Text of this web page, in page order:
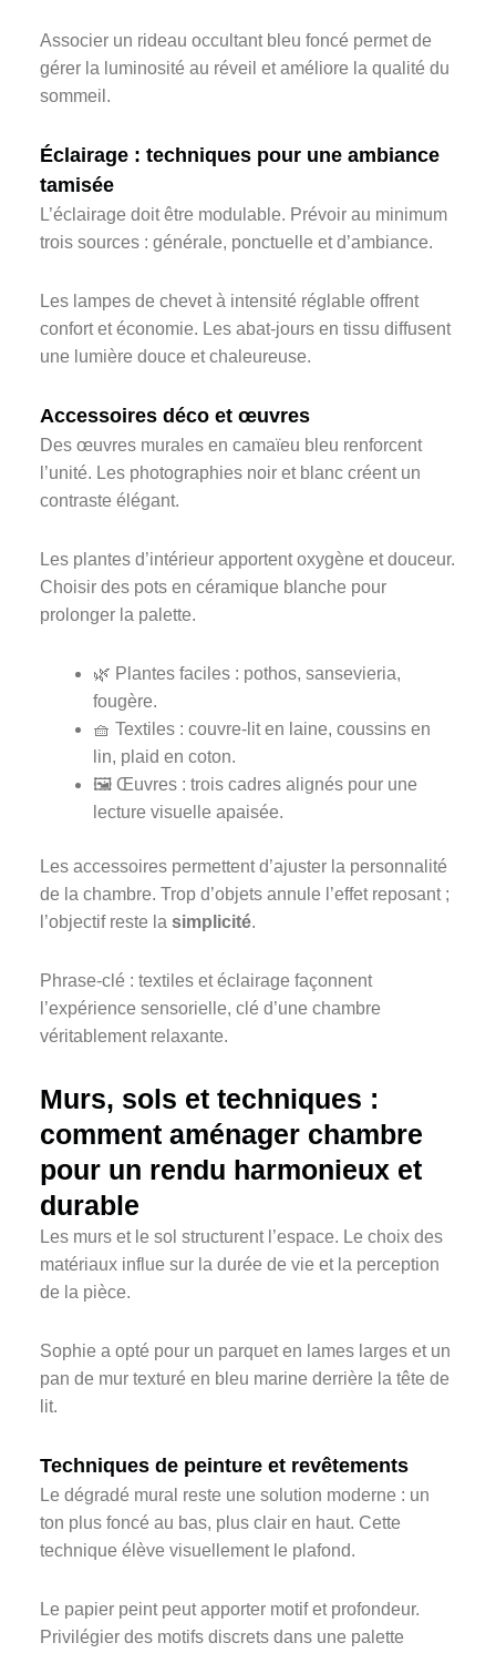
Associer un rideau occultant bleu foncé permet de
gérer la luminosité au réveil et améliore la qualité du
sommeil.
Éclairage : techniques pour une ambiance
tamisée
L’éclairage doit être modulable. Prévoir au minimum
trois sources : générale, ponctuelle et d’ambiance.
Les lampes de chevet à intensité réglable offrent
confort et économie. Les abat-jours en tissu diffusent
une lumière douce et chaleureuse.
Accessoires déco et œuvres
Des œuvres murales en camaïeu bleu renforcent
l’unité. Les photographies noir et blanc créent un
contraste élégant.
Les plantes d’intérieur apportent oxygène et douceur.
Choisir des pots en céramique blanche pour
prolonger la palette.
🌿 Plantes faciles : pothos, sansevieria,
fougère.
🧺 Textiles : couvre-lit en laine, coussins en
lin, plaid en coton.
🖼️ Œuvres : trois cadres alignés pour une
lecture visuelle apaisée.
Les accessoires permettent d’ajuster la personnalité
de la chambre. Trop d’objets annule l’effet reposant ;
l’objectif reste la simplicité.
Phrase-clé : textiles et éclairage façonnent
l’expérience sensorielle, clé d’une chambre
véritablement relaxante.
Murs, sols et techniques :
comment aménager chambre
pour un rendu harmonieux et
durable
Les murs et le sol structurent l’espace. Le choix des
matériaux influe sur la durée de vie et la perception
de la pièce.
Sophie a opté pour un parquet en lames larges et un
pan de mur texturé en bleu marine derrière la tête de
lit.
Techniques de peinture et revêtements
Le dégradé mural reste une solution moderne : un
ton plus foncé au bas, plus clair en haut. Cette
technique élève visuellement le plafond.
Le papier peint peut apporter motif et profondeur.
Privilégier des motifs discrets dans une palette